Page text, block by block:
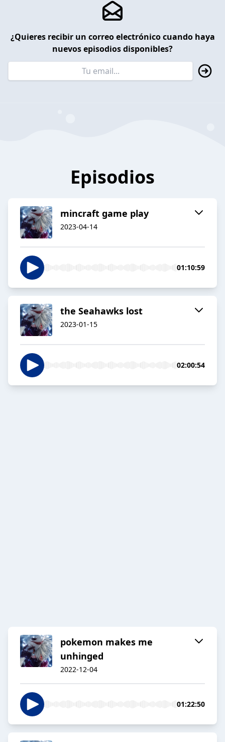
¿Quieres recibir un correo electrónico cuando haya
nuevos episodios disponibles?
Episodios
mincraft game play
2023-04-14
01:10:59
the Seahawks lost
2023-01-15
02:00:54
pokemon makes me
unhinged
2022-12-04
01:22:50